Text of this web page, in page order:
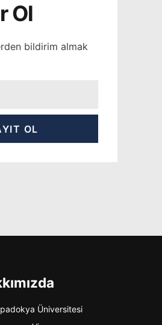
Ol
bildirim almak
OL
Üniversitesi